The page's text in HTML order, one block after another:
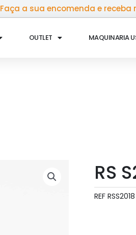
Faça a sua encomenda e
OUTLET MAQUINARIA
RS
REF RSS2018